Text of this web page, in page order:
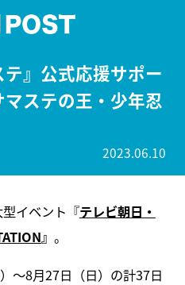
』公式応援サポー
ステの王・少年忍
2023.06.10
イベント『テレビ朝日・
』 。
～8月27日（日）の計37日